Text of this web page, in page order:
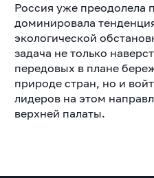
Россия уже преодолела
доминировала
экологической
задача не только
передовых в плане
природе стран, но и
лидеров на этом
верхней палаты.